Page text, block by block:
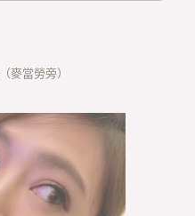
麥當勞旁）